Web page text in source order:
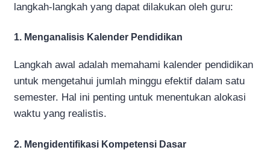
langkah-langkah yang dapat dilakukan oleh guru:
1. Menganalisis Kalender Pendidikan
Langkah awal adalah memahami kalender pendidikan
untuk mengetahui jumlah minggu efektif dalam satu
semester. Hal ini penting untuk menentukan alokasi
waktu yang realistis.
2. Mengidentifikasi Kompetensi Dasar